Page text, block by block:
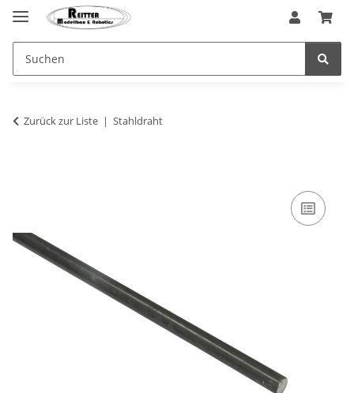
Zurück zur Liste Stahldraht